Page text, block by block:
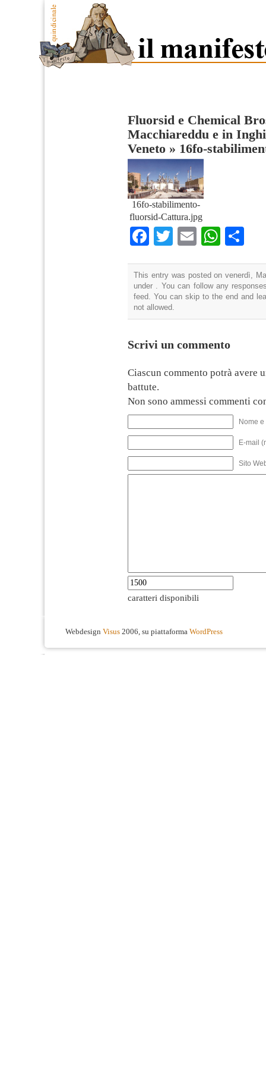
Fluorsid e Chemical
Macchiareddu e in
Veneto » 16fo-
16fo-stabilimento-
fluorsid-Cattura.jpg
Facebook
TwitterEmail
This entry was posted on venerdì,
under . You can follow any
feed. You can skip to the end and
not allowed.
Scrivi un commento
Ciascun commento potrà avere
battute.
Non sono ammessi commenti
Nome
E-mail
Sito
caratteri disponibili
Webdesign Visus 2006, su piattaforma WordPress